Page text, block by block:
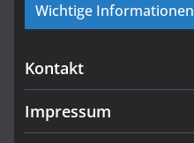
Wichtige Informationen
Kontakt
Impressum